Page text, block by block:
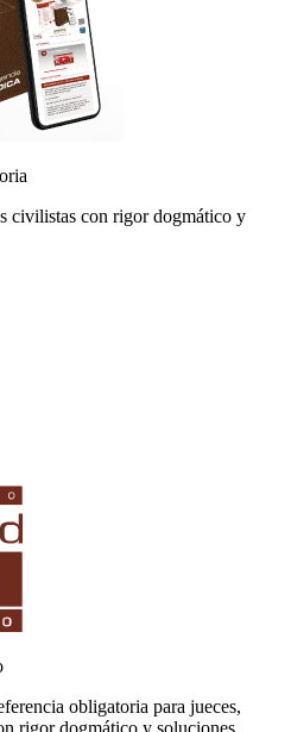
civilistas con rigor dogmático y
obligatoria para jueces,